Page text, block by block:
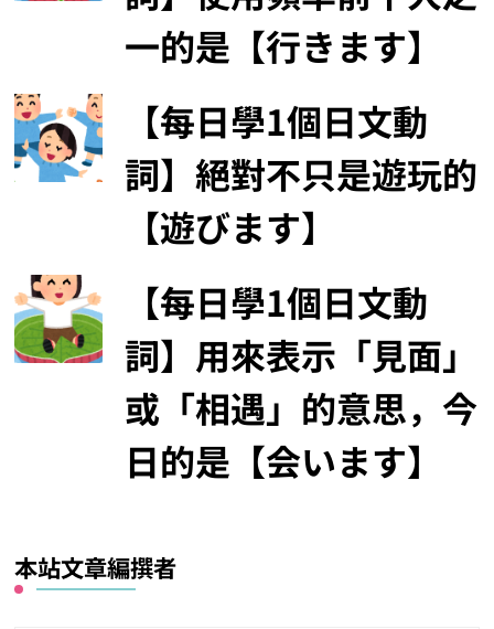
一的是【行きます】
【每日學1個日文動
詞】絕對不只是遊玩的
【遊びます】
【每日學1個日文動
詞】用來表示「見面」
或「相遇」的意思，今
日的是【会います】
本站文章編撰者